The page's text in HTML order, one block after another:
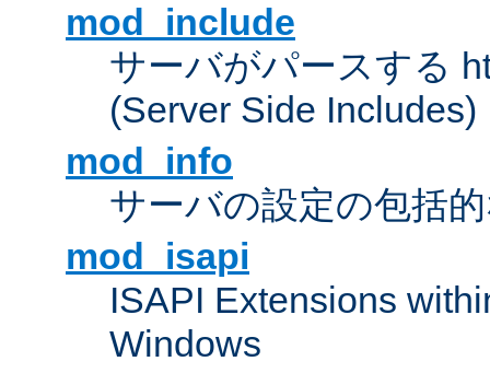
mod_include
サーバがパースする
(Server Side Includes)
mod_info
サーバの設定の包括
mod_isapi
ISAPI Extensions
Windows